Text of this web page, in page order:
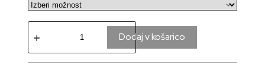
Dodaj v košarico